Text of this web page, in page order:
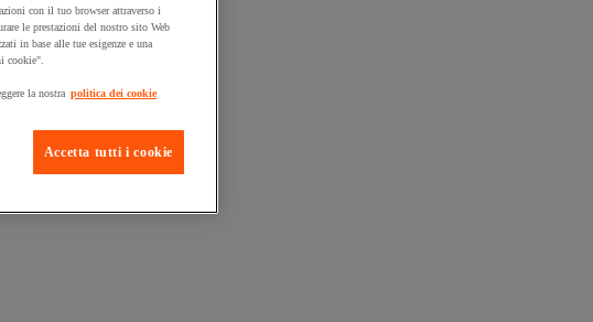
in pronta consegna
con il tuo browser attraverso i
le prestazioni del nostro sito Web
in base alle tue esigenze e una
cookie".
la nostra politica dei cookie
Accetta tutti i cookie